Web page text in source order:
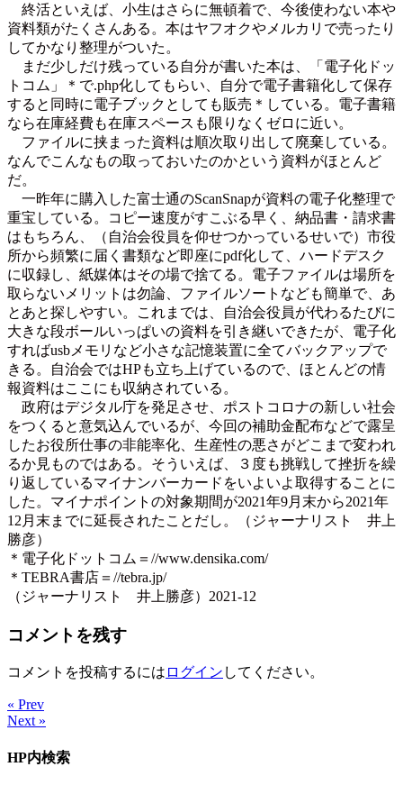
終活といえば、小生はさらに無頓着で、今後使わない本や
資料類がたくさんある。本はヤフオクやメルカリで売ったり
してかなり整理がついた。
まだ少しだけ残っている自分が書いた本は、「電子化ドッ
トコム」＊で.php化してもらい、自分で電子書籍化して保存
すると同時に電子ブックとしても販売＊している。電子書籍
なら在庫経費も在庫スペースも限りなくゼロに近い。
ファイルに挟まった資料は順次取り出して廃棄している。
なんでこんなもの取っておいたのかという資料がほとんど
だ。
一昨年に購入した富士通のScanSnapが資料の電子化整理で
重宝している。コピー速度がすこぶる早く、納品書・請求書
はもちろん、（自治会役員を仰せつかっているせいで）市役
所から頻繁に届く書類など即座にpdf化して、ハードデスク
に収録し、紙媒体はその場で捨てる。電子ファイルは場所を
取らないメリットは勿論、ファイルソートなども簡単で、あ
とあと探しやすい。これまでは、自治会役員が代わるたびに
大きな段ボールいっぱいの資料を引き継いできたが、電子化
すればusbメモリなど小さな記憶装置に全てバックアップで
きる。自治会ではHPも立ち上げているので、ほとんどの情
報資料はここにも収納されている。
政府はデジタル庁を発足させ、ポストコロナの新しい社会
をつくると意気込んでいるが、今回の補助金配布などで露呈
したお役所仕事の非能率化、生産性の悪さがどこまで変われ
るか見ものではある。そういえば、３度も挑戦して挫折を繰
り返しているマイナンバーカードをいよいよ取得することに
した。マイナポイントの対象期間が2021年9月末から2021年
12月末までに延長されたことだし。（ジャーナリスト 井上
勝彦）
＊電子化ドットコム＝//www.densika.com/
＊TEBRA書店＝//tebra.jp/
（ジャーナリスト 井上勝彦）2021-12
コメントを残す
コメントを投稿するには ログイン してください。
« Prev
Next »
HP内検索